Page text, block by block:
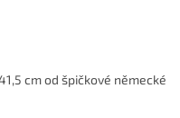
cm od špičkové německé